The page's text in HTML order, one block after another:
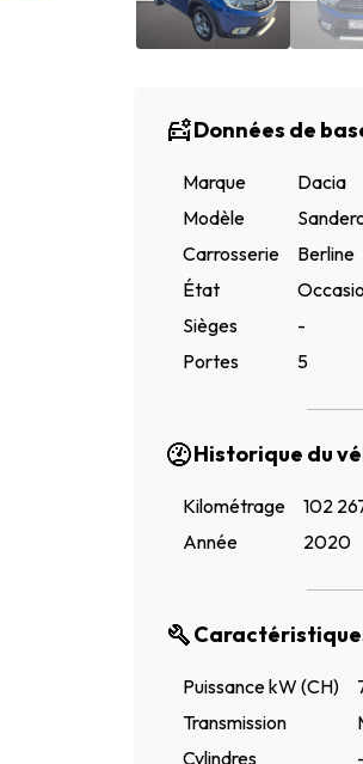
Données de
Marque
Dacia
Modèle
Carrosserie
Berline
État
Sièges
-
Portes
5
Historique du
Kilométrage
102
Année
2020
Puissance kW (CH)
Transmission
Cylindres
-